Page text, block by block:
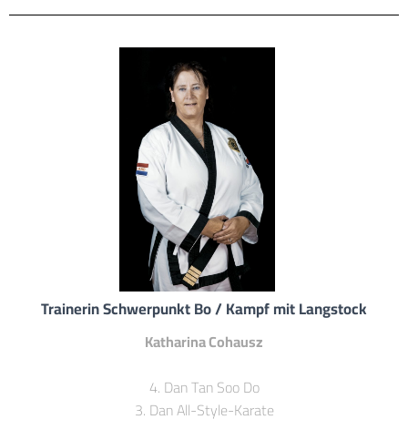
Trainerin Schwerpunkt Bo / Kampf mit Langstock
Katharina Cohausz
4. Dan Tan Soo Do
3. Dan All-Style-Karate